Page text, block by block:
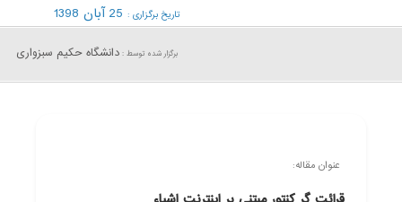
تاریخ برگزاری :
برگزار شده توسط : دانشگاه حکیم سبزواری
عنوان مقاله: